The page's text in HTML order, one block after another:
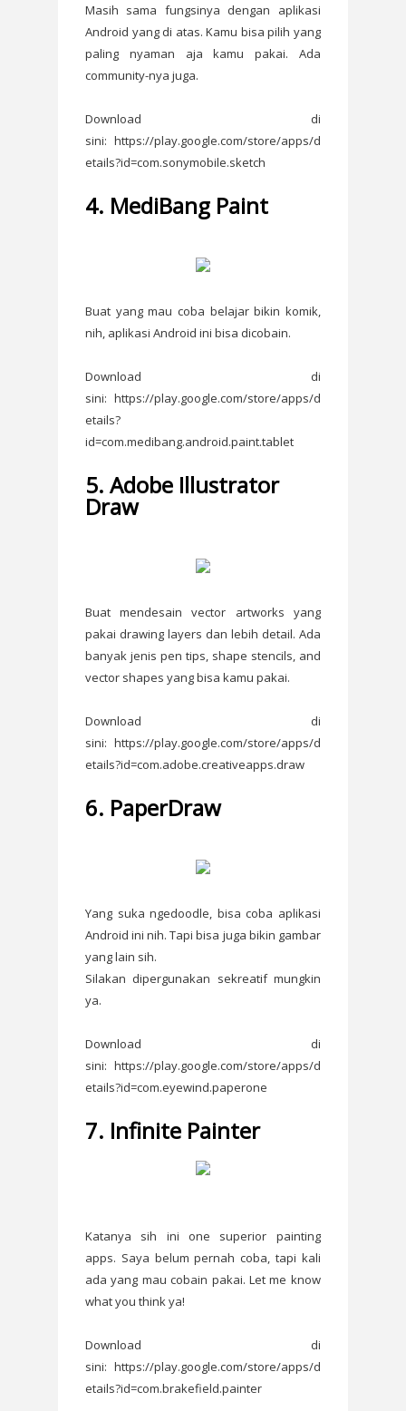
Masih sama fungsinya dengan aplikasi
Android yang di atas. Kamu bisa pilih yang
paling nyaman aja kamu pakai. Ada
community-nya juga.
Download di
sini: https://play.google.com/store/apps/d
etails?id=com.sonymobile.sketch
4. MediBang Paint
Buat yang mau coba belajar bikin komik,
nih, aplikasi Android ini bisa dicobain.
Download di
sini: https://play.google.com/store/apps/d
etails?
id=com.medibang.android.paint.tablet
5. Adobe Illustrator
Draw
Buat mendesain vector artworks yang
pakai drawing layers dan lebih detail. Ada
banyak jenis pen tips, shape stencils, and
vector shapes yang bisa kamu pakai.
Download di
sini: https://play.google.com/store/apps/d
etails?id=com.adobe.creativeapps.draw
6. PaperDraw
Yang suka ngedoodle, bisa coba aplikasi
Android ini nih. Tapi bisa juga bikin gambar
yang lain sih.
Silakan dipergunakan sekreatif mungkin
ya.
Download di
sini: https://play.google.com/store/apps/d
etails?id=com.eyewind.paperone
7. Infinite Painter
Katanya sih ini one superior painting
apps. Saya belum pernah coba, tapi kali
ada yang mau cobain pakai. Let me know
what you think ya!
Download di
sini: https://play.google.com/store/apps/d
etails?id=com.brakefield.painter